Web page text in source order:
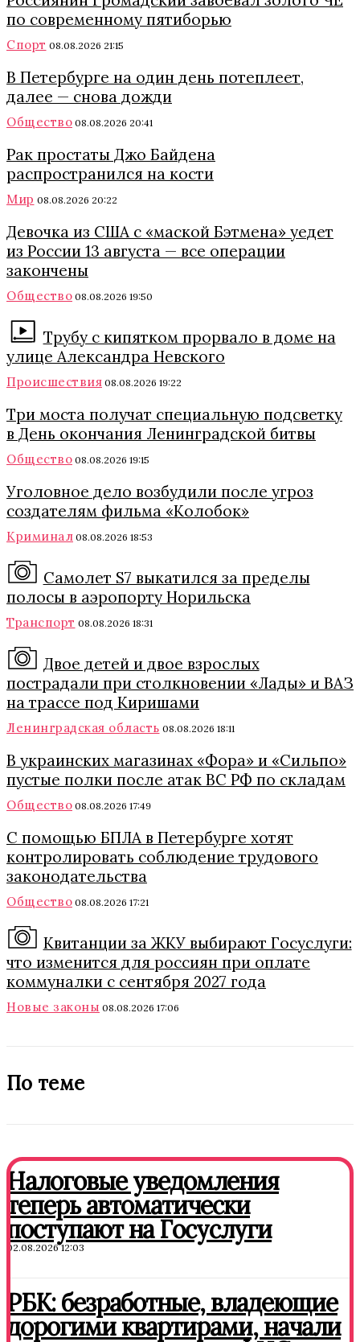
по современному пятиборью
Спорт 08.08.2026 21:15
В Петербурге на один день потеплеет,
далее — снова дожди
Общество 08.08.2026 20:41
Рак простаты Джо Байдена
распространился на кости
Мир 08.08.2026 20:22
Девочка из США с «маской Бэтмена» уедет
из России 13 августа — все операции
закончены
Общество 08.08.2026 19:50
Трубу с кипятком прорвало в доме на
улице Александра Невского
Происшествия 08.08.2026 19:22
Три моста получат специальную подсветку
в День окончания Ленинградской битвы
Общество 08.08.2026 19:15
Уголовное дело возбудили после угроз
создателям фильма «Колобок»
Криминал 08.08.2026 18:53
Самолет S7 выкатился за пределы
полосы в аэропорту Норильска
Транспорт 08.08.2026 18:31
Двое детей и двое взрослых
пострадали при столкновении «Лады» и ВАЗ
на трассе под Киришами
Ленинградская область 08.08.2026 18:11
В украинских магазинах «Фора» и «Сильпо»
пустые полки после атак ВС РФ по складам
Общество 08.08.2026 17:49
С помощью БПЛА в Петербурге хотят
контролировать соблюдение трудового
законодательства
Общество 08.08.2026 17:21
Квитанции за ЖКУ выбирают Госуслуги:
что изменится для россиян при оплате
коммуналки с сентября 2027 года
Новые законы 08.08.2026 17:06
По теме
Налоговые уведомления
теперь автоматически
поступают на Госуслуги
02.08.2026 12:03
РБК: безработные, владеющие
дорогими квартирами, начали